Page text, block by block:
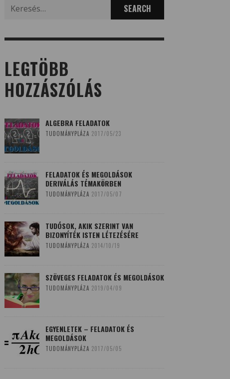
for:
LEGTÖBB
HOZZÁSZÓLÁS
ALGEBRA FELADATOK
TUDOMÁNYPLÁZA 2017/05/23
FELADATOK ÉS MEGOLDÁSOK
DERIVÁLÁS TÉMAKÖRBEN
TUDOMÁNYPLÁZA 2017/05/07
TUDÓSOK, AKIK SZERINT VAN
BIZONYÍTÉK ISTEN LÉTEZÉSÉRE
TUDOMÁNYPLÁZA 2014/10/19
SZÖVEGES FELADATOK ÉS MEGOLDÁSOK
TUDOMÁNYPLÁZA 2019/04/09
EGYENLETEK – FELADATOK ÉS
MEGOLDÁSOK
TUDOMÁNYPLÁZA 2017/05/05